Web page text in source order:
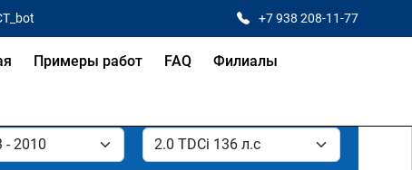
+7 938 208-11-77
Примеры работ FAQ Филиалы